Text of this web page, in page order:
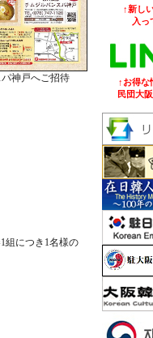
神戸へご招待
組につき1名様の
↑新し
入っ
↑お得な
民団大